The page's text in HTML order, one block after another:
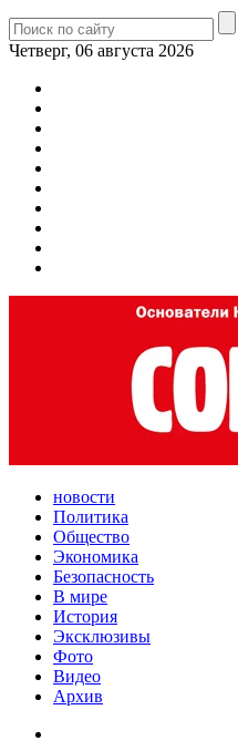
Четверг, 06 августа 2026
новости
Политика
Общество
Экономика
Безопасность
В мире
История
Эксклюзивы
Фото
Видео
Архив